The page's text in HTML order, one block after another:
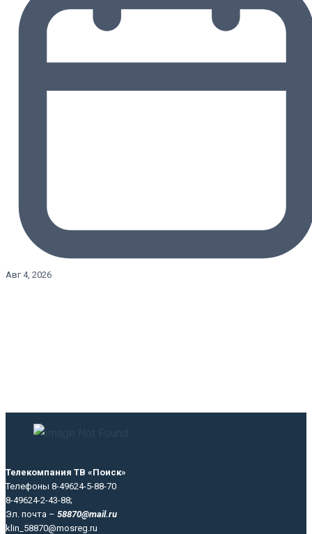
Авг 4, 2026
Телекомпания ТВ «Поиск»
Телефоны 8-49624-5-88-70
8-49624-2-43-88;
Эл. почта – 58870@mail.ru
klin_58870@mosreg.ru